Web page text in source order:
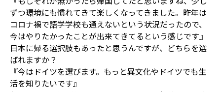
ずつ環境にも慣れてきて楽しくなってきました。昨年は
コロナ禍で語学学校も通えないという状況だったので、
今はやりたかったことが出来てきてるという感じです』
日本に帰る選択肢もあったと思うんですが、どちらを選
ばれますか？
『今はドイツを選びます。もっと異文化やドイツでも生
活を知りたいです』